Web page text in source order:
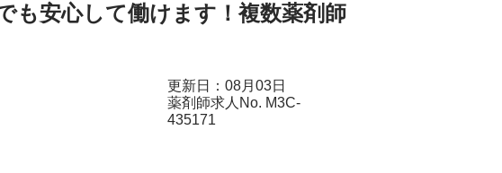
も安心して働けます！複数薬剤師
更新日：08月03日
薬剤師求人No. M3C-
435171